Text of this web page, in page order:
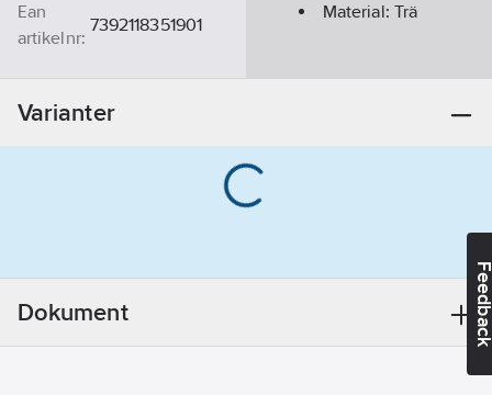
Ean
artikelnr:
7392118351901
Material: Trä
Varianter
Dokument